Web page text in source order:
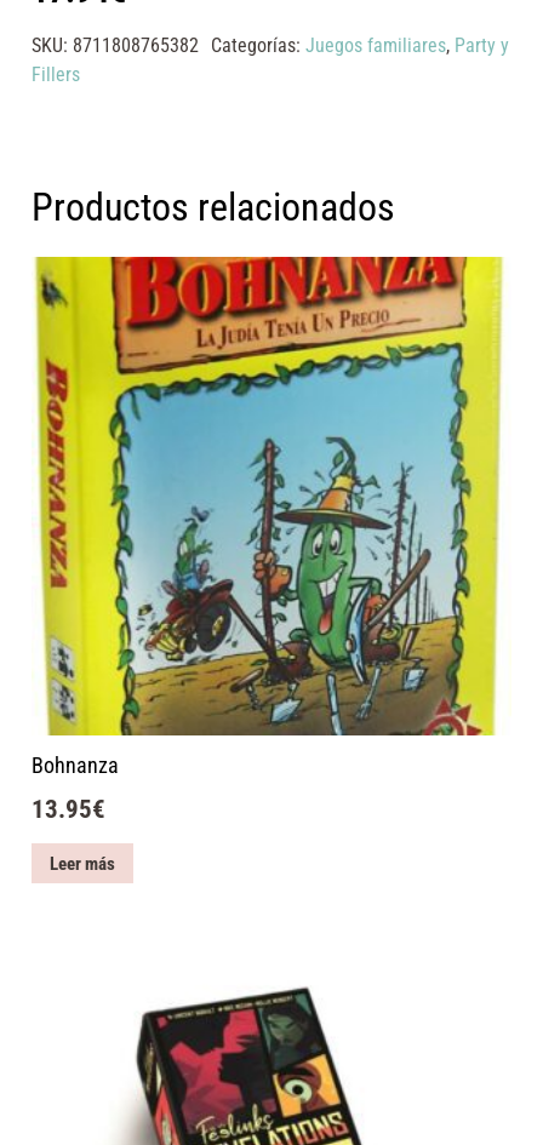
SKU: 8711808765382 Categorías: Juegos familiares, Party y
Fillers
Productos relacionados
Bohnanza
13.95€
Leer más